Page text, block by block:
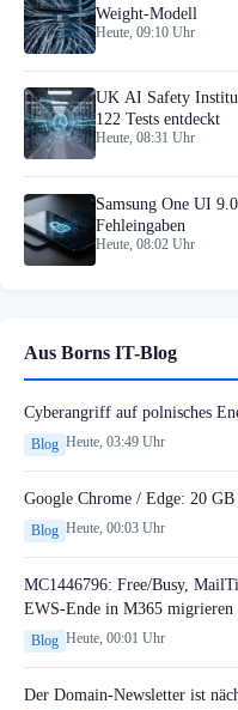
Weight-Modell
Heute, 09:10 Uhr
UK AI Safety
122 Tests entdeckt
Heute, 08:31 Uhr
Samsung One UI
Fehleingaben
Heute, 08:02 Uhr
Aus Borns IT-Blog
Cyberangriff auf polnisches
Blog Heute, 03:49 Uhr
Google Chrome / Edge: 20
Blog Heute, 00:03 Uhr
MC1446796: Free/Busy,
EWS-Ende in M365 migrieren
Blog Heute, 00:01 Uhr
Der Domain-Newsletter ist